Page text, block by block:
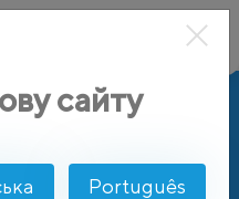
EuroTel Praha
сайту
Português